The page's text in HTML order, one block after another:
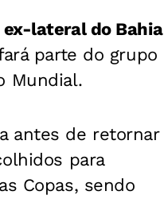
ex-lateral do Bahia
parte do grupo
Mundial.
antes de retornar
para
Copas, sendo